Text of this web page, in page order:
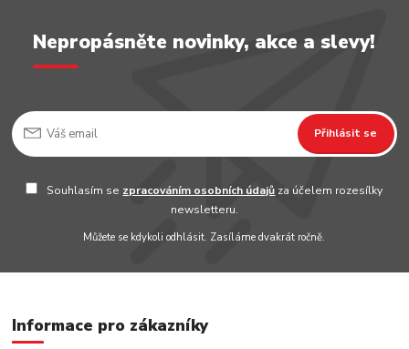
Nepropásněte novinky, akce a slevy!
Přihlásit se
Souhlasím se zpracováním osobních údajů za účelem rozesílky
newsletteru.
Můžete se kdykoli odhlásit. Zasíláme dvakrát ročně.
Informace pro zákazníky